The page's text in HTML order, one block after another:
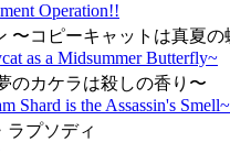
Operation!!
〜コピーキャットは真夏の
as a Midsummer Butterfly~
のカケラは殺しの香り〜
Shard is the Assassin's Smell~
ラプソディ